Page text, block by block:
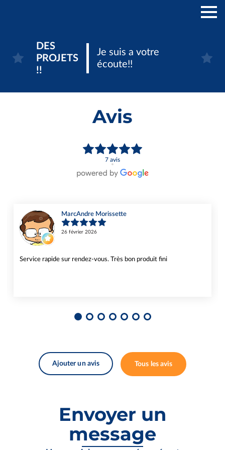
DES
PROJETS
!!
Je suis a votre
écoute!!
Avis
7 avis
MarcAndre Morissette
26 février 2026
Service rapide sur rendez-vous. Très bon produit fini
Ajouter un avis Tous les avis
Envoyer un
message